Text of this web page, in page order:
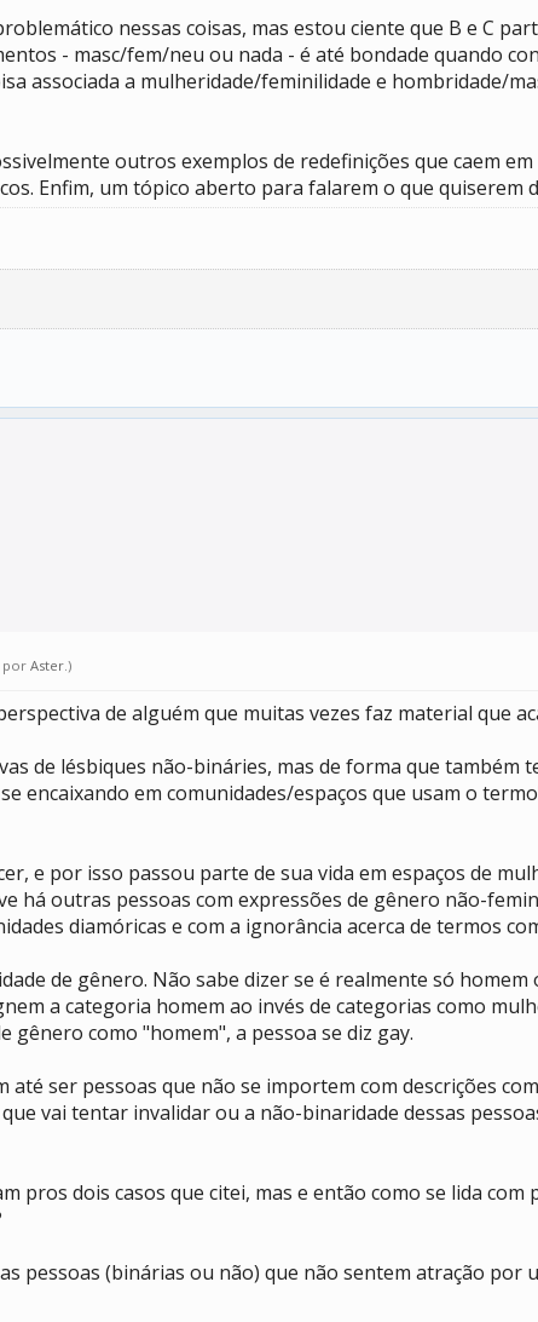
nessas coisas, mas estou ciente que B e C
- masc/fem/neu ou nada - é até bondade quando
associada a mulheridade/feminilidade e hombridade/
outros exemplos de redefinições que caem
Enfim, um tópico aberto para falarem o que quiserem
por Aster )
de alguém que muitas vezes faz material que
de lésbiques não-bináries, mas de forma que também
encaixando em comunidades/espaços que usam o
e por isso passou parte de sua vida em espaços de
há outras pessoas com expressões de gênero não-
diamóricas e com a ignorância acerca de termos
de gênero. Não sabe dizer se é realmente só
a categoria homem ao invés de categorias como
gênero como "homem", a pessoa se diz gay.
até ser pessoas que não se importem com descrições
vai tentar invalidar ou a não-binaridade dessas
pros dois casos que citei, mas e então como se lida
pessoas (binárias ou não) que não sentem atração